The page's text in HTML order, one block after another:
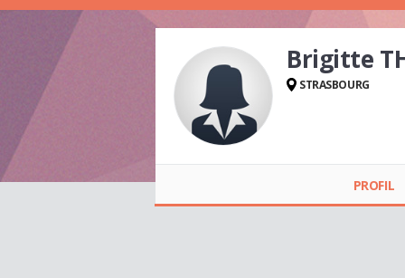
Brigitte
STRASBOURG
PROFIL